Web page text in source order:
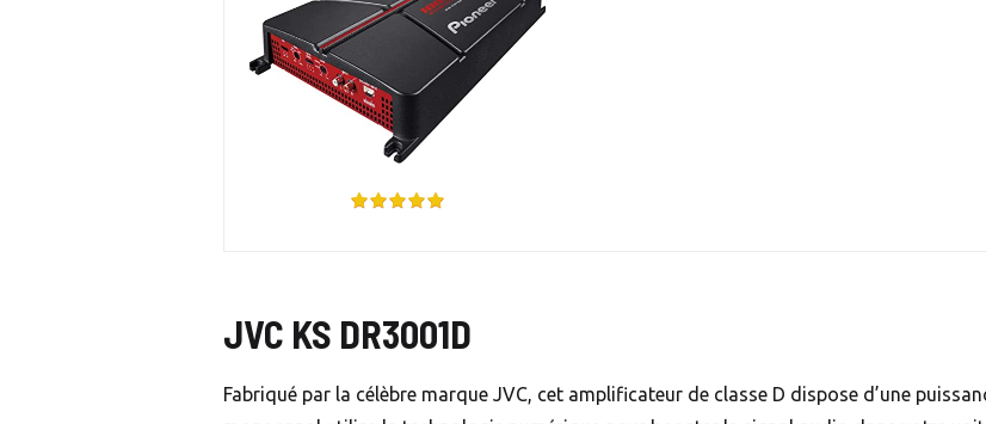
JVC KS DR3001D
Fabriqué par la célèbre marque JVC, cet amplificateur de classe D dispose d’une